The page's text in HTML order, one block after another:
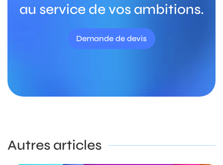
au service de vos ambitions.
Demande de devis
Autres articles